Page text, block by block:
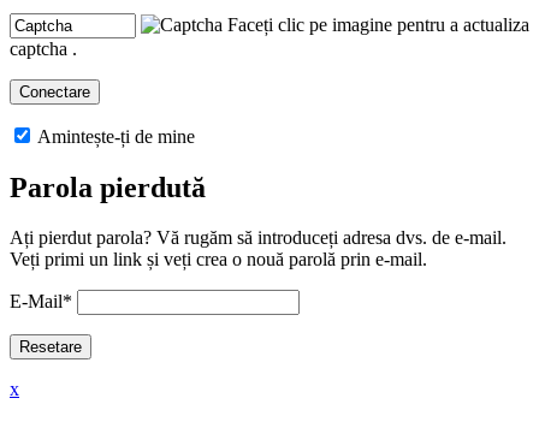
Faceți clic pe imagine pentru a actualiza
captcha .
Amintește-ți de mine
Parola pierdută
Ați pierdut parola? Vă rugăm să introduceți adresa dvs. de e-mail.
Veți primi un link și veți crea o nouă parolă prin e-mail.
E-Mail*
x